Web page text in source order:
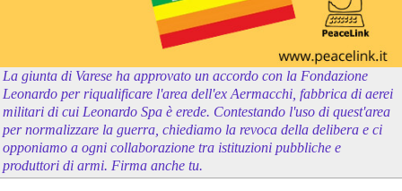
La giunta di Varese ha approvato un accordo con la Fondazione
Leonardo per riqualificare l'area dell'ex Aermacchi, fabbrica di aerei
militari di cui Leonardo Spa è erede. Contestando l'uso di quest'area
per normalizzare la guerra, chiediamo la revoca della delibera e ci
opponiamo a ogni collaborazione tra istituzioni pubbliche e
produttori di armi. Firma anche tu.